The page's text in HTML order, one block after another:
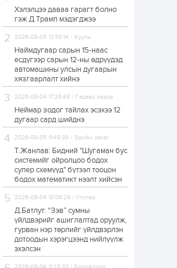
ЗГ: Автобензин,
дизель түлшний
онцгой албан
татварыг тэглэлээ
1 өдөр 2
З.Мэндсайхан:
Хүнсний нөөцийг
бэлтгэх агуулах,
зоорь бэлтгэх ААН-
үүдэд хөнгөлөлттэй
зээл олгоно
1 өдөр
Европ дахь
монголчуудын
соёлын наадам
боллоо
1 өдөр 2 0
Өнгөрсөн сард
1,439.2 кг үнэт
металл худалдан
авчээ
Хэлэлцээ даваа гарагт болно
гэж Д.Трамп мэдэгджээ
2026-08-03 12:58:14 / Хууль
Наймдугаар сарын 15-наас
есдүгээр сарын 12-ны өдрүүдэд
автомашины улсын дугаарын
хязгаарлалт хийнэ
2026-08-04 17:26:48 / Гадаад мэдээ
Неймар зодог тайлах эсэхээ 12
дугаар сард шийднэ
2026-08-05 11:49:38 / Эдийн засаг
Т.Жанлав: Бидний "Шугаман бус
системийг ойролцоо бодох
супер схемүүд" бүтээл тооцон
бодох математикт нээлт хийсэн
2026-08-04 10:08:29 / Улстөр
Д.Батлут: “Зэв” сумны
үйлдвэрийг ашиглалтад оруулж,
гурван нэр төрлийг үйлдвэрлэн
дотоодын хэрэгцээнд нийлүүлж
эхэлсэн